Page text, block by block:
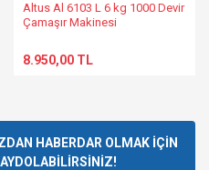
Altus Al 6103 L 6 kg 1000 Devir
Çamaşır Makinesi
8.950,00 TL
HABERDAR OLMAK İÇİN